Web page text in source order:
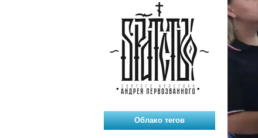
Облако тегов